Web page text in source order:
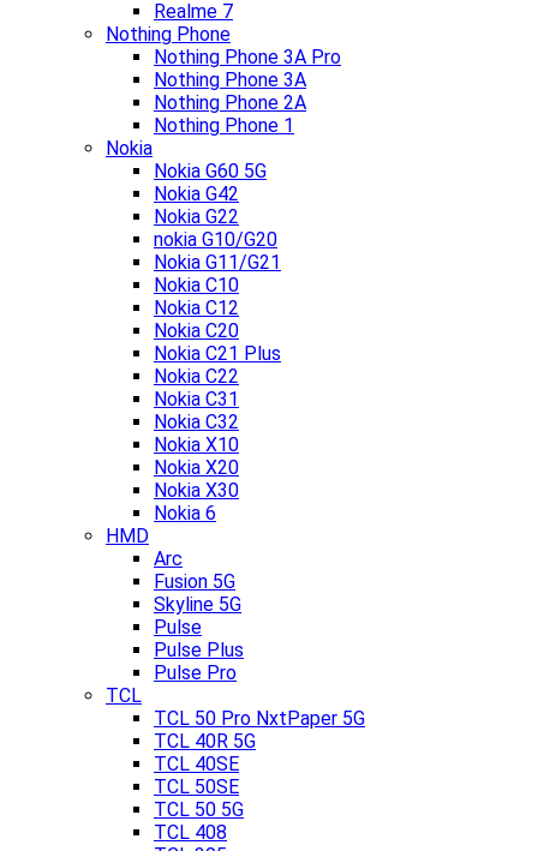
Realme 7
Nothing Phone
Nothing Phone 3A Pro
Nothing Phone 3A
Nothing Phone 2A
Nothing Phone 1
Nokia
Nokia G60 5G
Nokia G42
Nokia G22
nokia G10/G20
Nokia G11/G21
Nokia C10
Nokia C12
Nokia C20
Nokia C21 Plus
Nokia C22
Nokia C31
Nokia C32
Nokia X10
Nokia X20
Nokia X30
Nokia 6
HMD
Arc
Fusion 5G
Skyline 5G
Pulse
Pulse Plus
Pulse Pro
TCL
TCL 50 Pro NxtPaper 5G
TCL 40R 5G
TCL 40SE
TCL 50SE
TCL 50 5G
TCL 408